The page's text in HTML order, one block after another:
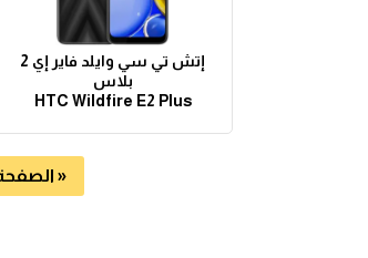
إتش تي سي وايلد فاير إي 2
بلاس
HTC Wildfire E2 Plus
«